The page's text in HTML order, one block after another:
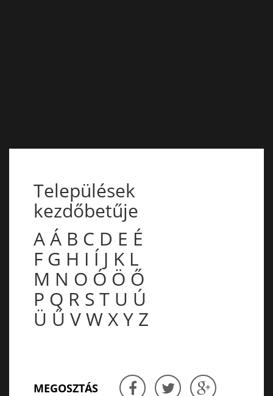
Települések
kezdőbetűje
AÁ B C D E É
F G H I Í J K L
M N O Ó Ö Ő
P Q R S T U Ú
Ü Ű VWXY Z
MEGOSZTÁS